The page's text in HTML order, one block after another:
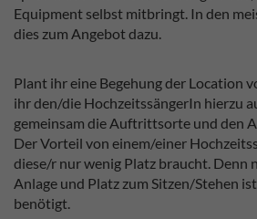
Equipment selbst mitbringt. In den
dies zum Angebot dazu.
Plant ihr eine Begehung der Location
ihr den/die HochzeitssängerIn hierzu
gemeinsam die Auftrittsorte und den
Der Vorteil von einem/einer
diese/r nur wenig Platz braucht. Denn
Anlage und Platz zum Sitzen/Stehen
benötigt.